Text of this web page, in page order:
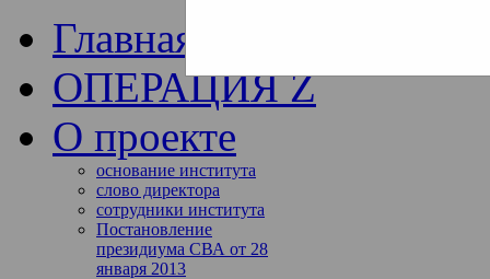
Главная
ОПЕРАЦИЯ Z
О проекте
основание института
слово директора
сотрудники института
Постановление
президиума СВА от 28
января 2013